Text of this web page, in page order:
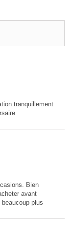
tranquillement
Bien
avant
plus